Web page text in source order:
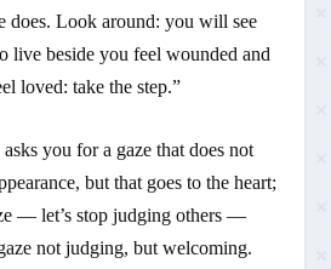
does. Look around: you will see
live beside you feel wounded and
loved: take the step.”
you for a gaze that does not
but that goes to the heart;
— let’s stop judging others —
not judging, but welcoming.